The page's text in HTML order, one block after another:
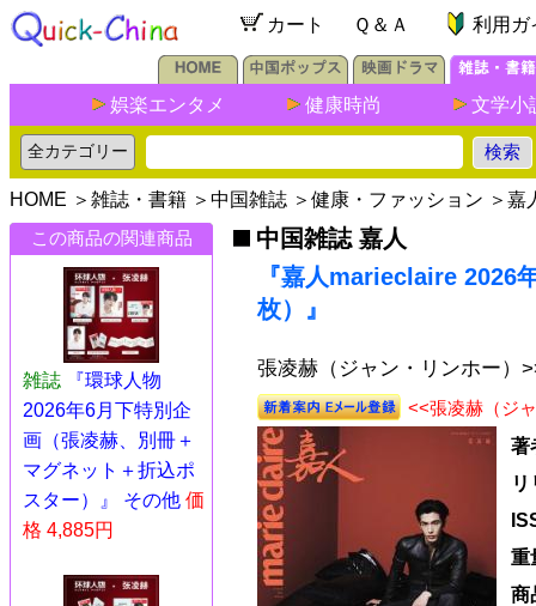
カート Ｑ＆Ａ 利用ガ
娯楽エンタメ 健康時尚 文学小
HOME ＞ 雑誌・書籍 ＞ 中国雑誌 ＞ 健康・ファッション ＞ 嘉
この商品の関連商品
雑誌
『環球人物
2026年6月下特別企
画（張凌赫、別冊＋
マグネット＋折込ポ
スター）』 その他 価
格 4,885円
中国雑誌 嘉人
『嘉人marieclaire 2026
枚）』
張凌赫（ジャン・リンホー）
<<張凌赫（ジ
著
重
商